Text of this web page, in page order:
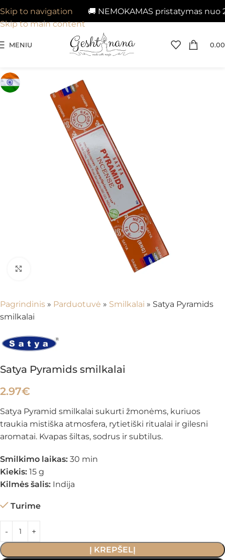
🚚 NEMOKAMAS pristatymas nuo
Skip to navigation
Skip to main content
MENIU 0.00
Spustelėkite, kad padidintumėte
Pagrindinis » Parduotuvė » Smilkalai » Satya Pyramids
smilkalai
Satya Pyramids smilkalai
2.97€
Satya Pyramid smilkalai sukurti žmonėms, kuriuos
traukia mistiška atmosfera, rytietiški ritualai ir gilesni
aromatai. Kvapas šiltas, sodrus ir subtilus.
Smilkimo laikas: 30 min
Kiekis: 15 g
Kilmės šalis: Indija
Turime
Į KREPŠELĮ